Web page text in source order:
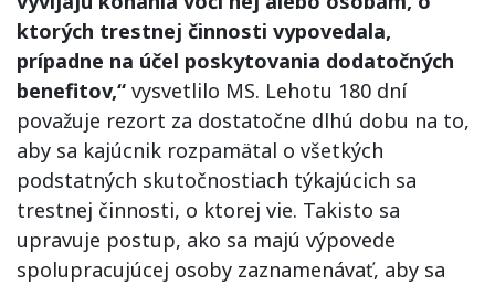
ktorých trestnej činnosti vypovedala,
prípadne na účel poskytovania dodatočných
benefitov,“ vysvetlilo MS. Lehotu 180 dní
považuje rezort za dostatočne dlhú dobu na to,
aby sa kajúcnik rozpamätal o všetkých
podstatných skutočnostiach týkajúcich sa
trestnej činnosti, o ktorej vie. Takisto sa
upravuje postup, ako sa majú výpovede
spolupracujúcej osoby zaznamenávať, aby sa